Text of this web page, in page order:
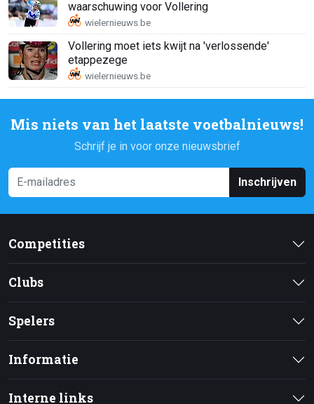
waarschuwing voor Vollering
Vollering moet iets kwijt na 'verlossende'
etappezege
Mis niets van het laatste voetbalnieuws!
Schrijf je in voor onze nieuwsbrief
Inschrijven
Competities
Clubs
Spelers
Informatie
Interne links